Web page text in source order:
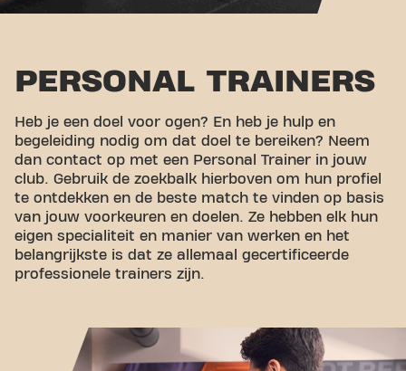
PERSONAL TRAINERS
Heb je een doel voor ogen? En heb je hulp en
begeleiding nodig om dat doel te bereiken? Neem
dan contact op met een Personal Trainer in jouw
club. Gebruik de zoekbalk hierboven om hun profiel
te ontdekken en de beste match te vinden op basis
van jouw voorkeuren en doelen. Ze hebben elk hun
eigen specialiteit en manier van werken en het
belangrijkste is dat ze allemaal gecertificeerde
professionele trainers zijn.